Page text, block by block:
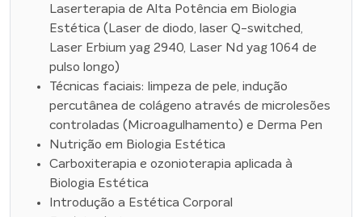
Laserterapia de Alta Potência em Biologia
Estética (Laser de diodo, laser Q-switched,
Laser Erbium yag 2940, Laser Nd yag 1064 de
pulso longo)
Técnicas faciais: limpeza de pele, indução
percutânea de colágeno através de microlesões
controladas (Microagulhamento) e Derma Pen
Nutrição em Biologia Estética
Carboxiterapia e ozonioterapia aplicada à
Biologia Estética
Introdução a Estética Corporal